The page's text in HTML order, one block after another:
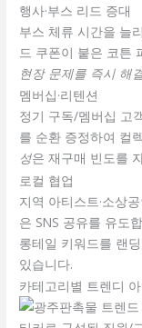
행사·부스 리드 증대
부스 체류 시간을 늘
드 쿠폰이 붙은 코튼
현장 문제를 즉시 해
멤버십·리텐션
정기 구독/멤버십 고
를 순환 증정하여 컬
성은 재구매 빈도를
로컬 협업
지역 아티스트·소상
은 SNS 공유를 유도
롱테일 키워드를 랜
있습니다.
카테고리별 트렌디